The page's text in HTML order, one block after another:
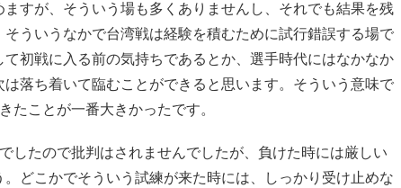
すが、そういう場も多くありませんし、それでも結果を残
ういうなかで台湾戦は経験を積むために試行錯誤する場で
て初戦に入る前の気持ちであるとか、選手時代にはなかなか
落ち着いて臨むことができると思います。そういう意味で
たことが一番大きかったです。
したので批判はされませんでしたが、負けた時には厳しい
どこかでそういう試練が来た時には、しっかり受け止めな